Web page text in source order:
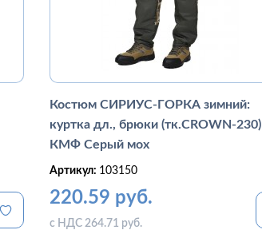
Костюм СИРИУС-ГОРКА зимний:
куртка дл., брюки (тк.CROWN-230)
КМФ Серый мох
Артикул: 103150
220.59 руб.
с НДС 264.71 руб.